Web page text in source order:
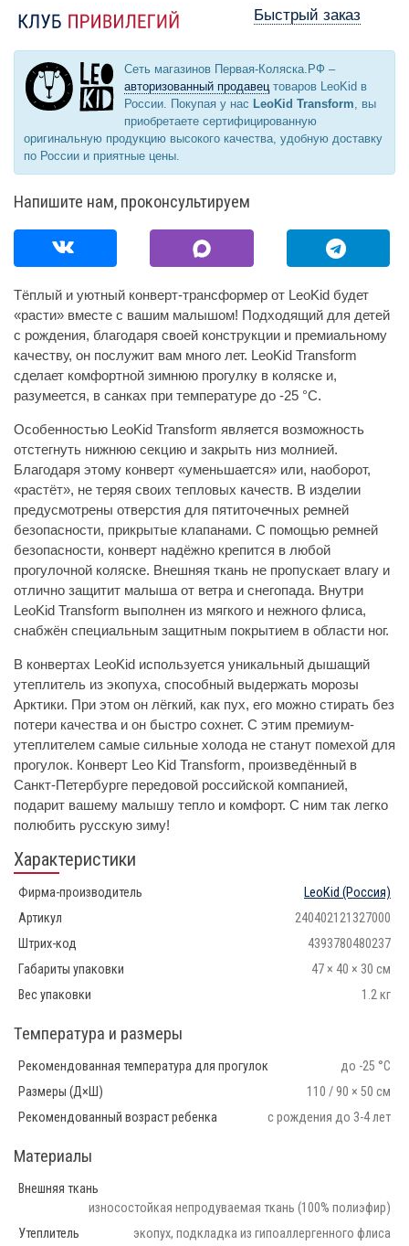
Быстрый заказ
Сеть магазинов Первая-Коляска.РФ –
авторизованный продавецтоваров LeoKid в
России. Покупая у нас LeoKid Transform, вы
приобретаете сертифицированную
оригинальную продукцию высокого качества, удобную доставку
по России и приятные цены.
Напишите нам, проконсультируем
Тёплый и уютный конверт-трансформер от LeoKid будет
«расти» вместе с вашим малышом! Подходящий для детей
с рождения, благодаря своей конструкции и премиальному
качеству, он послужит вам много лет. LeoKid Transform
сделает комфортной зимнюю прогулку в коляске и,
разумеется, в санках при температуре до -25 °С.
Особенностью LeoKid Transform является возможность
отстегнуть нижнюю секцию и закрыть низ молнией.
Благодаря этому конверт «уменьшается» или, наоборот,
«растёт», не теряя своих тепловых качеств. В изделии
предусмотрены отверстия для пятиточечных ремней
безопасности, прикрытые клапанами. С помощью ремней
безопасности, конверт надёжно крепится в любой
прогулочной коляске. Внешняя ткань не пропускает влагу и
отлично защитит малыша от ветра и снегопада. Внутри
LeoKid Transform выполнен из мягкого и нежного флиса,
снабжён специальным защитным покрытием в области ног.
В конвертах LeoKid используется уникальный дышащий
утеплитель из экопуха, способный выдержать морозы
Арктики. При этом он лёгкий, как пух, его можно стирать без
потери качества и он быстро сохнет. С этим премиум-
утеплителем самые сильные холода не станут помехой для
прогулок. Конверт Leo Kid Transform, произведённый в
Санкт-Петербурге передовой российской компанией,
подарит вашему малышу тепло и комфорт. С ним так легко
полюбить русскую зиму!
Характеристики
Фирма-производитель LeoKid (Россия)
Артикул
240402121327000
Штрих-код
4393780480237
Габариты упаковки
47 × 40 × 30 см
Вес упаковки
1.2 кг
Температура и размеры
Рекомендованная температура для прогулок
до -25 °С
Размеры (Д×Ш)
110 / 90 × 50 см
Рекомендованный возраст ребенка
с рождения до 3-4 лет
Материалы
Внешняя ткань
износостойкая непродуваемая ткань (100% полиэфир)
Утеплитель
экопух, подкладка из гипоаллергенного флиса